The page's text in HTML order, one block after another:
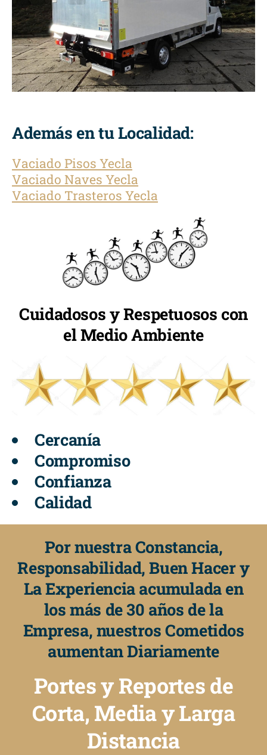
Además en tu Localidad:
Vaciado Pisos Yecla
Vaciado Naves Yecla
Vaciado Trasteros Yecla
Cuidadosos y Respetuosos con
el Medio Ambiente
Cercanía
Compromiso
Confianza
Calidad
Por nuestra Constancia,
Responsabilidad, Buen Hacer y
La Experiencia acumulada en
los más de 30 años de la
Empresa, nuestros Cometidos
aumentan Diariamente
Portes y Reportes de
Corta, Media y Larga
Distancia